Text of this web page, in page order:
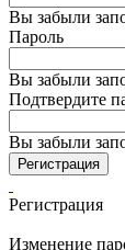
Вы забыли
Пароль
Вы забыли
Подтвердите
Вы забыли
Регистрация
Регистрация
Изменение